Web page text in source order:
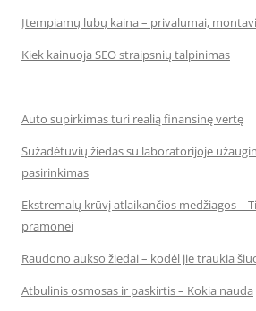
Įtempiamų lubų kaina – privalumai,
Kiek kainuoja SEO straipsnių talpinimas
Auto supirkimas turi realią finansinę vertę
Sužadėtuvių žiedas su laboratorijoje
pasirinkimas
Ekstremalų krūvį atlaikančios medžiagos –
pramonei
Raudono aukso žiedai – kodėl jie traukia
Atbulinis osmosas ir paskirtis – Kokia nauda